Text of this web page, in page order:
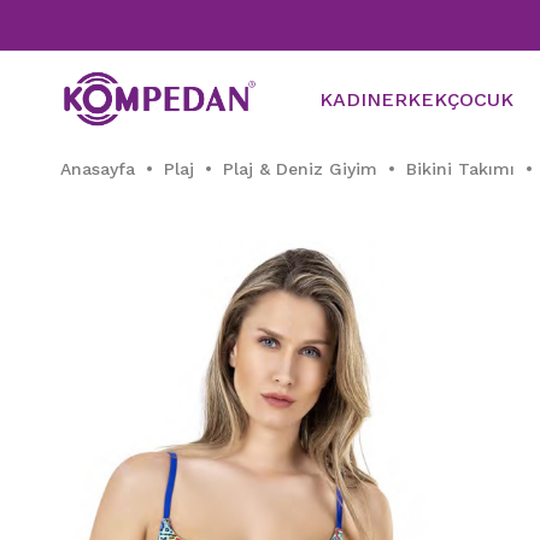
KADINERKEKÇOCUK
Anasayfa Plaj Plaj & Deniz Giyim Bikini Takımı